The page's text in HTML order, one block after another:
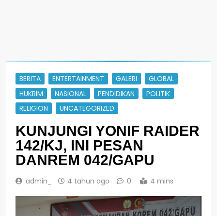
BERITA ENTERTAINMENT GALERI
GLOBAL
HUKRIM
NASIONAL PENDIDIKAN
POLITIK
RELIGION
UNCATEGORIZED
KUNJUNGI YONIF RAIDER
142/KJ, INI PESAN
DANREM 042/GAPU
admin_ 4 tahun ago 0 4 mins